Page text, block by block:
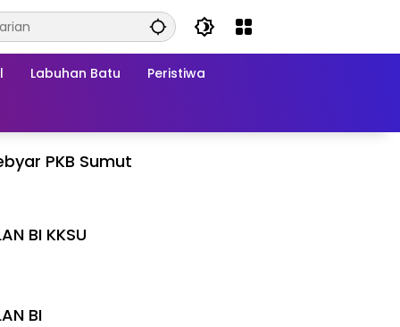
Labuhan Batu Peristiwa
PKB Sumut
BI KKSU
BI